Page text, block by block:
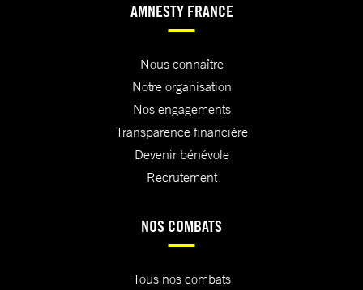
AMNESTY FRANCE
Nous connaître
Notre organisation
Nos engagements
Transparence financière
Devenir bénévole
Recrutement
NOS COMBATS
Tous nos combats